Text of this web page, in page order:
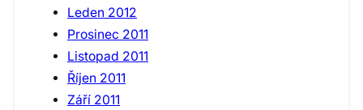
Leden 2012
Prosinec 2011
Listopad 2011
Říjen 2011
Září 2011